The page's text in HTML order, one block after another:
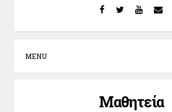
Facebook
Twitter YouTube
MENU
Μαθητεία